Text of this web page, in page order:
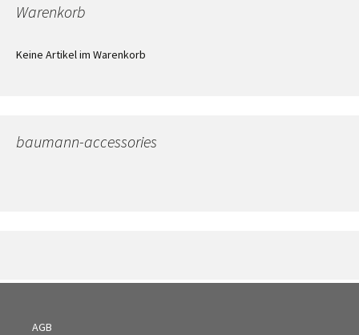
Warenkorb
Keine Artikel im Warenkorb
baumann-accessories
AGB